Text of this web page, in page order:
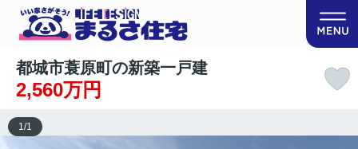
都城市蓑原町の新築一戸建
2,560万円
1/1